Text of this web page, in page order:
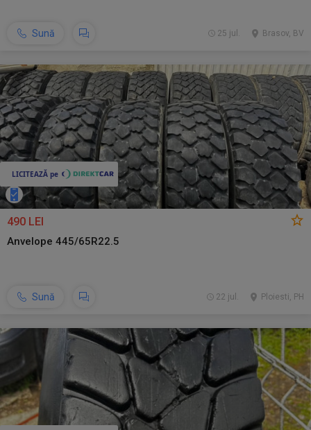
Sună Brasov, BV
25 jul.
490 LEI
Anvelope 445/65R22.5
Sună Ploiesti, PH
22 jul.